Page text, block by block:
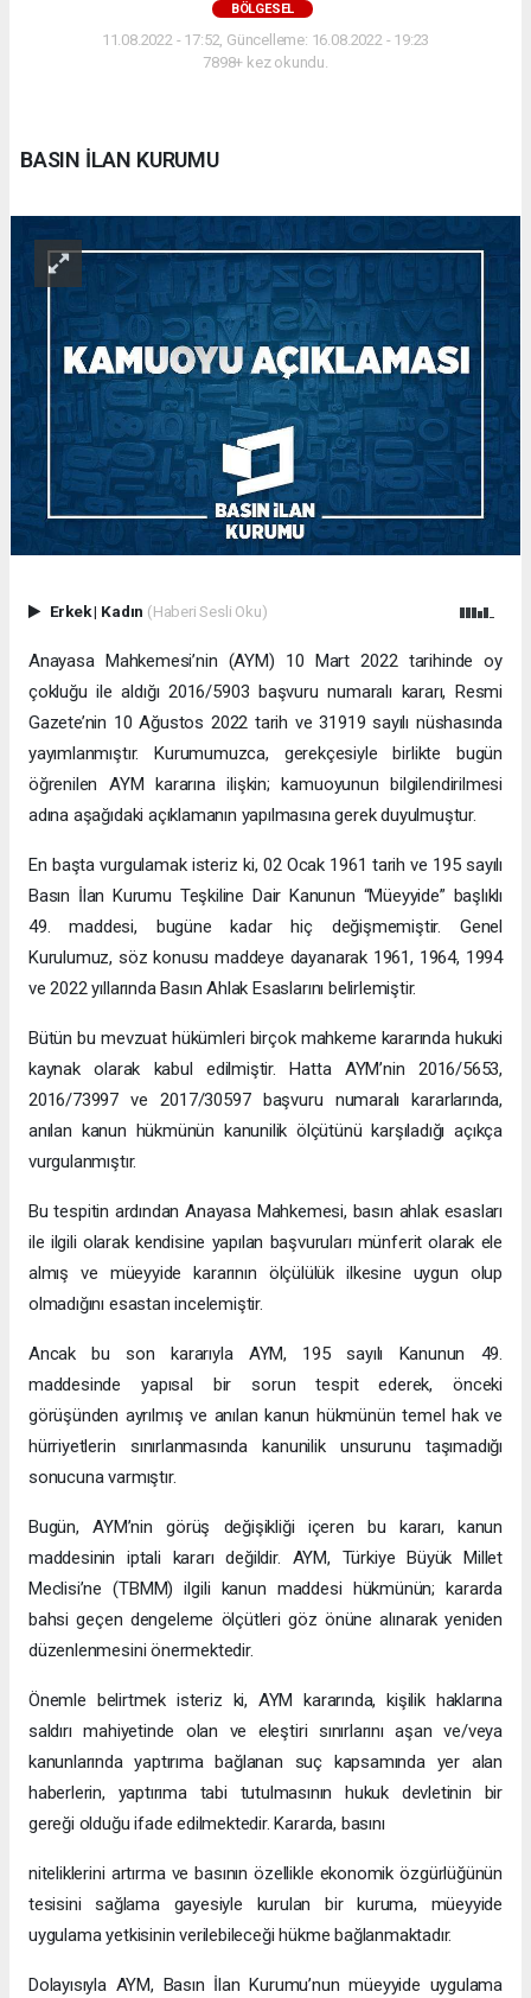
BÖLGESEL
11.08.2022 - 17:52, Güncelleme: 16.08.2022 - 19:23
7898+ kez okundu.
BASIN İLAN KURUMU
Erkek| Kadın (Haberi Sesli Oku)
Anayasa Mahkemesi’nin (AYM) 10 Mart 2022 tarihinde oy
çokluğu ile aldığı 2016/5903 başvuru numaralı kararı, Resmi
Gazete’nin 10 Ağustos 2022 tarih ve 31919 sayılı nüshasında
yayımlanmıştır. Kurumumuzca, gerekçesiyle birlikte bugün
öğrenilen AYM kararına ilişkin; kamuoyunun bilgilendirilmesi
adına aşağıdaki açıklamanın yapılmasına gerek duyulmuştur.
En başta vurgulamak isteriz ki, 02 Ocak 1961 tarih ve 195 sayılı
Basın İlan Kurumu Teşkiline Dair Kanunun “Müeyyide” başlıklı
49. maddesi, bugüne kadar hiç değişmemiştir. Genel
Kurulumuz, söz konusu maddeye dayanarak 1961, 1964, 1994
ve 2022 yıllarında Basın Ahlak Esaslarını belirlemiştir.
Bütün bu mevzuat hükümleri birçok mahkeme kararında hukuki
kaynak olarak kabul edilmiştir. Hatta AYM’nin 2016/5653,
2016/73997 ve 2017/30597 başvuru numaralı kararlarında,
anılan kanun hükmünün kanunilik ölçütünü karşıladığı açıkça
vurgulanmıştır.
Bu tespitin ardından Anayasa Mahkemesi, basın ahlak esasları
ile ilgili olarak kendisine yapılan başvuruları münferit olarak ele
almış ve müeyyide kararının ölçülülük ilkesine uygun olup
olmadığını esastan incelemiştir.
Ancak bu son kararıyla AYM, 195 sayılı Kanunun 49.
maddesinde yapısal bir sorun tespit ederek, önceki
görüşünden ayrılmış ve anılan kanun hükmünün temel hak ve
hürriyetlerin sınırlanmasında kanunilik unsurunu taşımadığı
sonucuna varmıştır.
Bugün, AYM’nin görüş değişikliği içeren bu kararı, kanun
maddesinin iptali kararı değildir. AYM, Türkiye Büyük Millet
Meclisi’ne (TBMM) ilgili kanun maddesi hükmünün; kararda
bahsi geçen dengeleme ölçütleri göz önüne alınarak yeniden
düzenlenmesini önermektedir.
Önemle belirtmek isteriz ki, AYM kararında, kişilik haklarına
saldırı mahiyetinde olan ve eleştiri sınırlarını aşan ve/veya
kanunlarında yaptırıma bağlanan suç kapsamında yer alan
haberlerin, yaptırıma tabi tutulmasının hukuk devletinin bir
gereği olduğu ifade edilmektedir. Kararda, basını
niteliklerini artırma ve basının özellikle ekonomik özgürlüğünün
tesisini sağlama gayesiyle kurulan bir kuruma, müeyyide
uygulama yetkisinin verilebileceği hükme bağlanmaktadır.
Dolayısıyla AYM, Basın İlan Kurumu’nun müeyyide uygulama